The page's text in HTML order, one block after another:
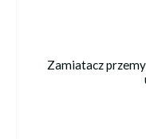
Zamiatacz